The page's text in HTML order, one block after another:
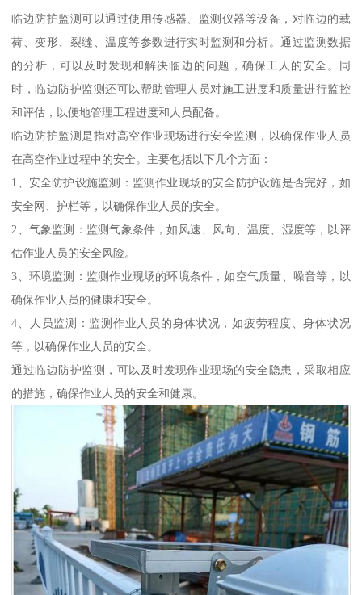
临边防护监测可以通过使用传感器、监测仪器等设备，对临边的载
荷、变形、裂缝、温度等参数进行实时监测和分析。通过监测数据
的分析，可以及时发现和解决临边的问题，确保工人的安全。同
时，临边防护监测还可以帮助管理人员对施工进度和质量进行监控
和评估，以便地管理工程进度和人员配备。
临边防护监测是指对高空作业现场进行安全监测，以确保作业人员
在高空作业过程中的安全。主要包括以下几个方面：
1、安全防护设施监测：监测作业现场的安全防护设施是否完好，如
安全网、护栏等，以确保作业人员的安全。
2、气象监测：监测气象条件，如风速、风向、温度、湿度等，以评
估作业人员的安全风险。
3、环境监测：监测作业现场的环境条件，如空气质量、噪音等，以
确保作业人员的健康和安全。
4、人员监测：监测作业人员的身体状况，如疲劳程度、身体状况
等，以确保作业人员的安全。
通过临边防护监测，可以及时发现作业现场的安全隐患，采取相应
的措施，确保作业人员的安全和健康。